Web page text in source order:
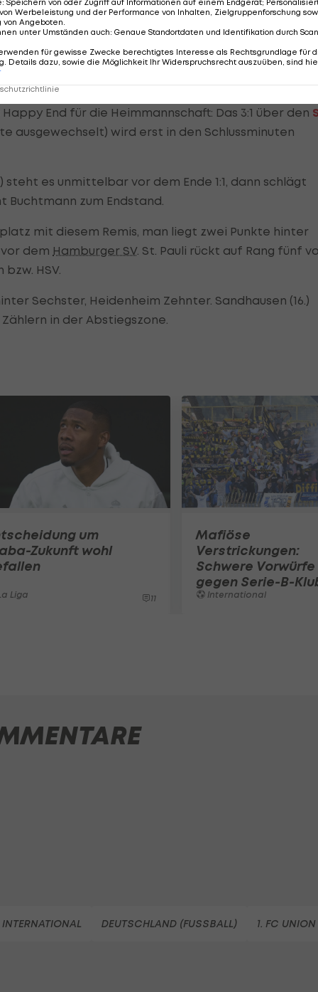
End für die Heimmannschaft: Das 3:1 über den
ausgewechselt) wird erst in den Schlussminuten
steht es unmittelbar vor dem Ende 1:1, dann schlägt
Buchtmann zum Endstand.
mit diesem Remis, man liegt zwei Punkte hinter
dem Hamburger SV. St. Pauli rückt auf Rang fünf
HSV.
Sechster, Heidenheim Zehnter. Sandhausen (16.)
in der Abstiegszone.
um
Zukunft wohl
Liga 11
Mafiöse
Verstrickungen:
Schwere Vorwürfe
gegen Serie-B-
International
DEUTSCHLAND (FUSSBALL) 1. FC UNION
Werbeleistung und der Performance von Inhalten, Zielgruppenforschung
von Angeboten
unter Umständen auch: Genaue Standortdaten und Identifikation durch
für gewisse Zwecke berechtigtes Interesse als Rechtsgrundlage für
Details dazu, sowie die Möglichkeit Ihr Widerspruchsrecht auszuüben, sind